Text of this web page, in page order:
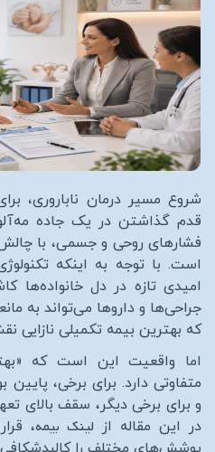
شروع مسیر درمان ناباروری،
قدم گذاشتن در یک جاده
فشارهای روحی و جسمی، با
است. با توجه به اینکه
امیدی تازه در دل خانواده‌ها
جراحی‌ها و داروها می‌تواند به
که بهترین بیمه تکمیلی نازایی
اما واقعیت این است که
متفاوتی دارد. برای برخی،
و برای برخی دیگر، سقف بالای
در این مقاله از لینک بیمه،